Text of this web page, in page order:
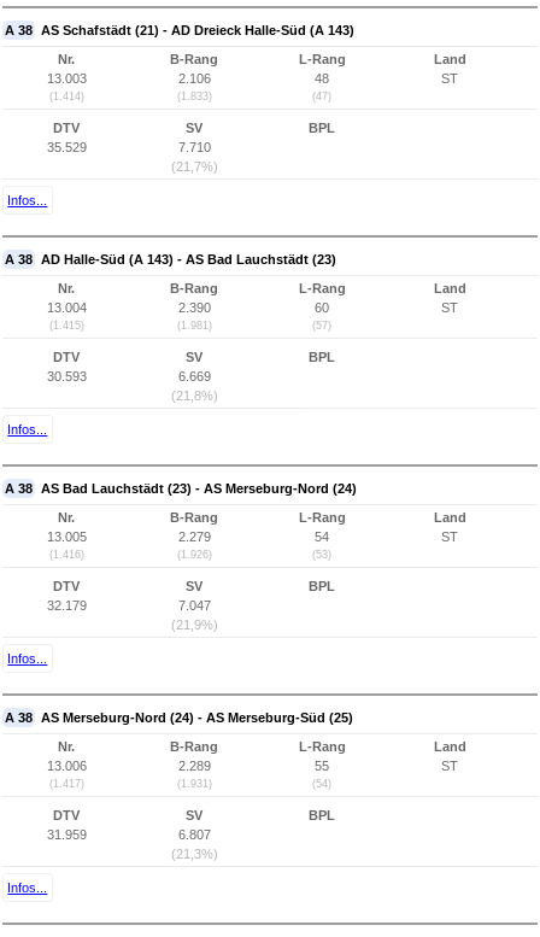
A 38 AS Schafstädt (21) - AD Dreieck Halle-Süd (A 143)
Nr.
13.003
(1.414)
B-Rang
2.106
(1.833)
L-Rang
48
(47)
Land
ST
DTV
35.529
SV
7.710
(21,7%)
BPL
Infos...
A 38 AD Halle-Süd (A 143) - AS Bad Lauchstädt (23)
Nr.
13.004
(1.415)
B-Rang
2.390
(1.981)
L-Rang
60
(57)
Land
ST
DTV
30.593
SV
6.669
(21,8%)
BPL
Infos...
A 38 AS Bad Lauchstädt (23) - AS Merseburg-Nord (24)
Nr.
13.005
(1.416)
B-Rang
2.279
(1.926)
L-Rang
54
(53)
Land
ST
DTV
32.179
SV
7.047
(21,9%)
BPL
Infos...
A 38 AS Merseburg-Nord (24) - AS Merseburg-Süd (25)
Nr.
13.006
(1.417)
B-Rang
2.289
(1.931)
L-Rang
55
(54)
Land
ST
DTV
31.959
SV
6.807
(21,3%)
BPL
Infos...